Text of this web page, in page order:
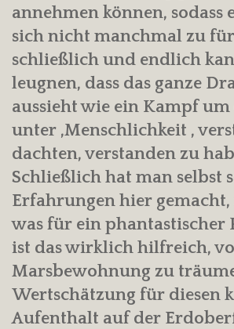
annehmen können, sodass
sich nicht manchmal zu
schließlich und endlich
leugnen, dass das ganze
aussieht wie ein Kampf um
unter ‚Menschlichkeit ‚
dachten, verstanden zu
Schließlich hat man selbst
Erfahrungen hier gemacht,
was für ein phantastischer
ist das wirklich hilfreich,
Marsbewohnung zu
Wertschätzung für diesen
Aufenthalt auf der